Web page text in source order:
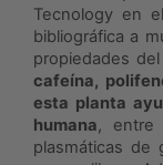
Tecnology en
bibliográfica a
propiedades
cafeína,
esta planta
humana, entre
plasmáticas de